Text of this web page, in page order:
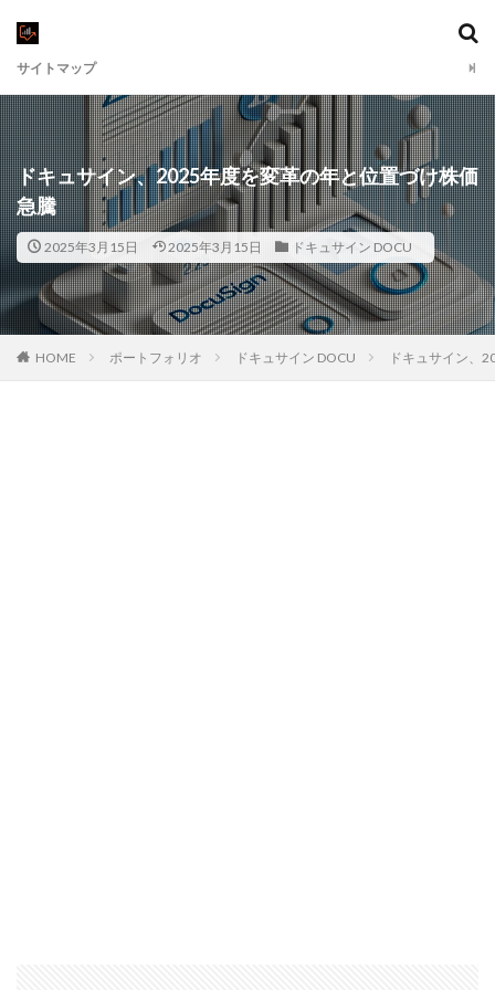
サイトマップ
ドキュサイン、2025年度を変革の年と位置づけ株価
急騰
2025年3月15日 2025年3月15日 ドキュサイン DOCU
HOME ポートフォリオ ドキュサイン DOCU ドキュサイン、